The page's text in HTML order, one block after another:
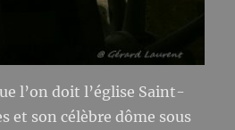
l’on doit l’église Saint-
et son célèbre dôme sous